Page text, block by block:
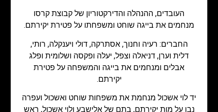
העובדים, ההנהלה והדירקטוריון של קבוצת קרסו
מנחמים את בייגה שוחט ומשפחתו על פטירת יקירתם.
החברים: רעיה וחנוך, אסתרקה, דולי ויענקלה, רותי,
דלית וערן, דניאלה וצפל, יעלה ופקסה ושלומית ופלג
אבלים ומנחמים את בייגה והמשפחה על פטירת
יקירתם.
יד לוי אשכול מנחמת את משפחות שוחט ואשכול ועפרה
נבו על מות יקירתם, בתם של אלישבע ולוי אשכול, ראש